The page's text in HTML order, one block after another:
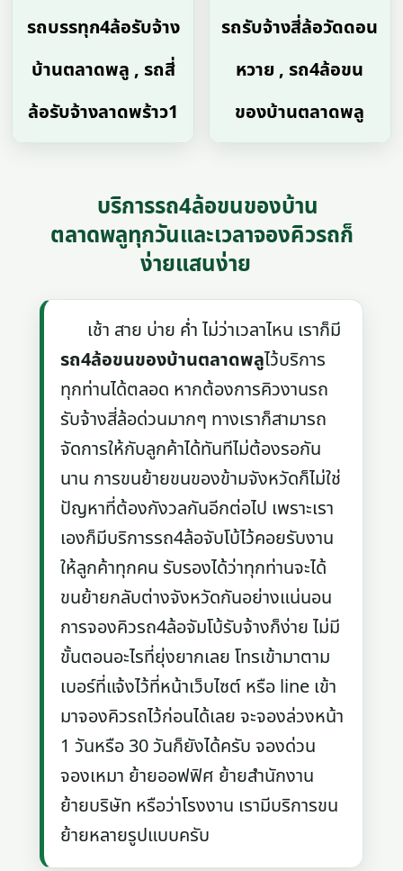
รถบรรทุก4ล้อรับจ้าง
บ้านตลาดพลู , รถสี่
ล้อรับจ้างลาดพร้าว1
รถรับจ้างสี่ล้อวัดดอน
หวาย , รถ4ล้อขน
ของบ้านตลาดพลู
บริการรถ4ล้อขนของบ้าน
ตลาดพลูทุกวันและเวลาจองคิวรถก็
ง่ายแสนง่าย
เช้า สาย บ่าย ค่ำ ไม่ว่าเวลาไหน เราก็มี
รถ4ล้อขนของบ้านตลาดพลูไว้บริการ
ทุกท่านได้ตลอด หากต้องการคิวงานรถ
รับจ้างสี่ล้อด่วนมากๆ ทางเราก็สามารถ
จัดการให้กับลูกค้าได้ทันทีไม่ต้องรอกัน
นาน การขนย้ายขนของข้ามจังหวัดก็ไม่ใช่
ปัญหาที่ต้องกังวลกันอีกต่อไป เพราะเรา
เองก็มีบริการรถ4ล้อจับโบ้ไว้คอยรับงาน
ให้ลูกค้าทุกคน รับรองได้ว่าทุกท่านจะได้
ขนย้ายกลับต่างจังหวัดกันอย่างแน่นอน
การจองคิวรถ4ล้อจัมโบ้รับจ้างก็ง่าย ไม่มี
ขั้นตอนอะไรที่ยุ่งยากเลย โทรเข้ามาตาม
เบอร์ที่แจ้งไว้ที่หน้าเว็บไซต์ หรือ line เข้า
มาจองคิวรถไว้ก่อนได้เลย จะจองล่วงหน้า
1 วันหรือ 30 วันก็ยังได้ครับ จองด่วน
จองเหมา ย้ายออฟฟิศ ย้ายสำนักงาน
ย้ายบริษัท หรือว่าโรงงาน เรามีบริการขน
ย้ายหลายรูปแบบครับ